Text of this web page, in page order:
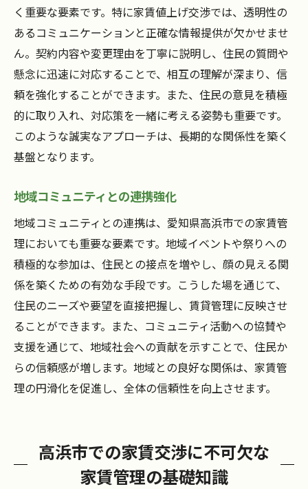
く重要な要素です。特に家賃値上げ交渉では、透明性の
あるコミュニケーションと正確な情報提供が欠かせませ
ん。契約内容や変更理由を丁寧に説明し、住民の質問や
懸念に迅速に対応することで、相互の理解が深まり、信
頼を強化することができます。また、住民の意見を積極
的に取り入れ、対応策を一緒に考える姿勢も重要です。
このような誠実なアプローチは、長期的な関係性を築く
基盤となります。
地域コミュニティとの連携強化
地域コミュニティとの連携は、愛知県高浜市での家賃管
理においても重要な要素です。地域イベントや祭りへの
積極的な参加は、住民との接点を増やし、顔の見える関
係を築くための有効な手段です。こうした場を通じて、
住民のニーズや要望を直接把握し、賃貸管理に反映させ
ることができます。また、コミュニティ活動への協賛や
支援を通じて、地域社会への貢献を示すことで、住民か
らの信頼感が増します。地域との良好な関係は、家賃管
理の円滑化を促進し、全体の信頼性を向上させます。
高浜市での家賃交渉に不可欠な
家賃管理の基礎知識